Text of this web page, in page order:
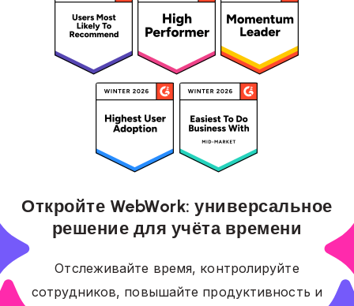
Откройте WebWork: универсальное
решение для учёта времени
Отслеживайте время, контролируйте
сотрудников, повышайте продуктивность и